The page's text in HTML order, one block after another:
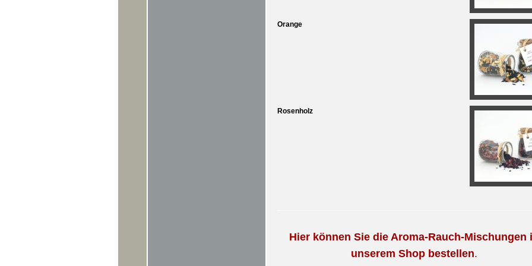
Orange
Rosenholz
Hier können Sie die Aroma-Rauch-Mischungen
unserem Shop bestellen.